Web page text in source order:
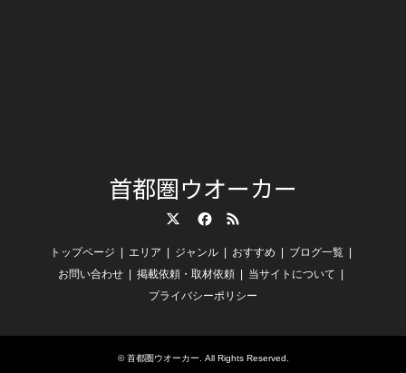
首都圏ウオーカー
トップページ エリア ジャンル おすすめ
ブログ一覧
お問い合わせ
掲載依頼・取材依頼
当サイトについて
プライバシーポリシー
©首都圏ウオーカー . All Rights Reserved.